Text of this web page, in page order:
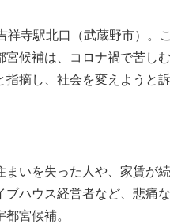
祥寺駅北口（武蔵野市）。
宮候補は、コロナ禍で苦し
指摘し、社会を変えようと訴
まいを失った人や、家賃が
ブハウス経営者など、悲痛
宮候補。